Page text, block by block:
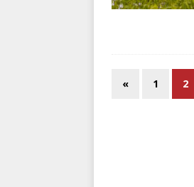
« 1 2